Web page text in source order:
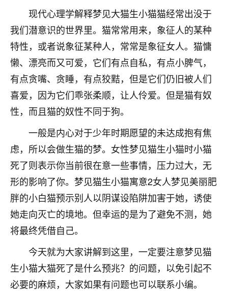
现代心理学解释梦见大猫生小猫猫经常出没于
我们潜意识的世界里。猫常常用来，象征人的某种
特性，或者说象征某种人，常常是象征女人。猫慵
懒、漂亮而又可爱，它们有点自私，有点小脾气，
有点贪嘴、贪睡，有点狡黠，但是它们仍旧被人们
喜爱，因为它们乖张柔顺，让人伶爱。但是猫有奴
性，而且猫的奴性不同于狗。
一般是内心对于少年时期愿望的未达成抱有焦
虑，所以会做生猫的梦。女性梦见猫生小猫时小猫
死了则表示你当前很在意一些事情，压力过大，无
形的影响了你。梦见猫生小猫寓意2女人梦见美丽肥
胖的小白猫预示别人以阴谋设陷阱加害于她，诱使
她走向灭亡的境地。但幸运的是为了避免不测，她
将最终凭借自己。
今天就为大家讲解到这里，一定要注意梦见猫
生小猫大猫死了是什么预兆？的问题，以免引起不
必要的麻烦，大家如果有问题也可以联系小编。
超度，现在看来，人不信也不行。
2天前 来自云南 11
优秀的张同学
老师收徒吗？？我对这些很感兴趣
2天前 来自山西 15